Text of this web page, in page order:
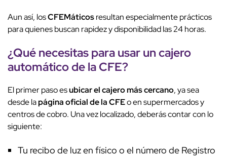
Aun así, losCFEMáticosresultan especialmente prácticos
para quienes buscan rapidez y disponibilidad las 24 horas.
¿Qué necesitas para usar un cajero
automático de la CFE?
El primer paso esubicar el cajero más cercano, ya sea
desde lapágina oficial de la CFEo en supermercados y
centros de cobro. Una vez localizado, deberás contar con lo
siguiente:
Tu recibo de luz en físico o el número de Registro